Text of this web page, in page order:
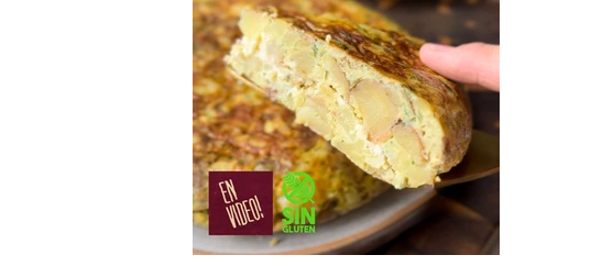
masa: Harina 0000 280 gr, manteca
80 gr, mix de semillas (puse girasol,
lino y sesamo) 50 gr y agua 100 gr.
Para el relleno: Cebollas 2 u, queso
cremoso 200 gr, hongos fileteados
100 gr, huevos 3 u, tomillo 3/4 de
cdta, sal c/n, pimienta negra c/n,
crema de leche 200 gr y la par